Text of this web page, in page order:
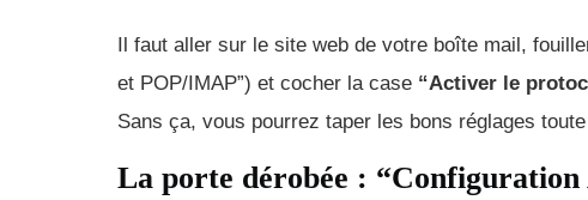
Il faut aller sur le site web de votre boîte mail,
et POP/IMAP”) et cocher la case “Activer le
Sans ça, vous pourrez taper les bons réglages
La porte dérobée : “Configuration